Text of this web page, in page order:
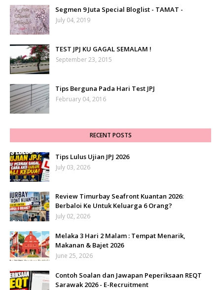
Segmen 9 Juta Special Bloglist - TAMAT -
July 04, 2019
TEST JPJ KU GAGAL SEMALAM !
September 23, 2015
Tips Berguna Pada Hari Test JPJ
February 04, 2016
RECENT POSTS
Tips Lulus Ujian JPJ 2026
July 03, 2026
Review Timurbay Seafront Kuantan 2026:
Berbaloi Ke Untuk Keluarga 6 Orang?
July 02, 2026
Melaka 3 Hari 2 Malam : Tempat Menarik,
Makanan & Bajet 2026
June 25, 2026
Contoh Soalan dan Jawapan Peperiksaan REQT
Sarawak 2026 - E-Recruitment